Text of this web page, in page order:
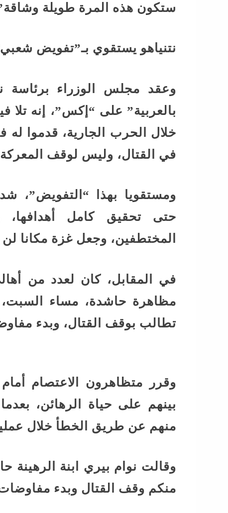
ستكون هذه المرة طويلة
نتنياهو يستقوي بـ”تفويض
وعقد مجلس الوزراء برئاسة
بالعربية” على “إكس”، إنه
خلال الحرب الجارية، قدموا له
في القتال، وليس لوقف
ومستقويا بهذا “التفويض”،
حتى تحقيق كامل
المختطفين، وجعل غزة مكانا
في المقابل، كان لعدد من
مظاهرة حاشدة، مساء
تطالب بوقف القتال، وبدء
وقرر متظاهرون الاعتصام
منهم عن طريق الخطأ خلال
وقالت نوام بيري ابنة الرهينة
منكم وقف القتال وبدء